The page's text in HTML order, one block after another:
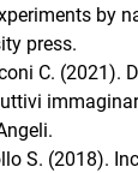
by
press.
C. (2021).
S. (2018).